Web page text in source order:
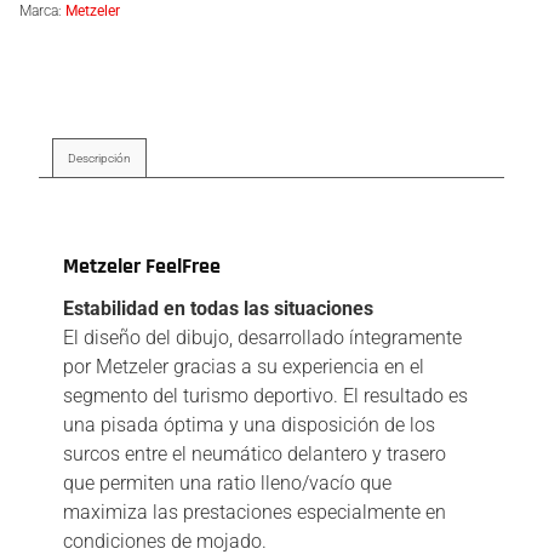
Marca: Metzeler
Descripción
Metzeler FeelFree
Estabilidad en todas las situaciones
El diseño del dibujo, desarrollado íntegramente
por Metzeler gracias a su experiencia en el
segmento del turismo deportivo. El resultado es
una pisada óptima y una disposición de los
surcos entre el neumático delantero y trasero
que permiten una ratio lleno/vacío que
maximiza las prestaciones especialmente en
condiciones de mojado.